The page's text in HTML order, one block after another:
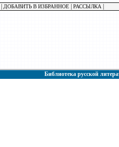
ДОБАВИТЬ В ИЗБРАННОЕ РАССЫЛКА
Библиотека русской